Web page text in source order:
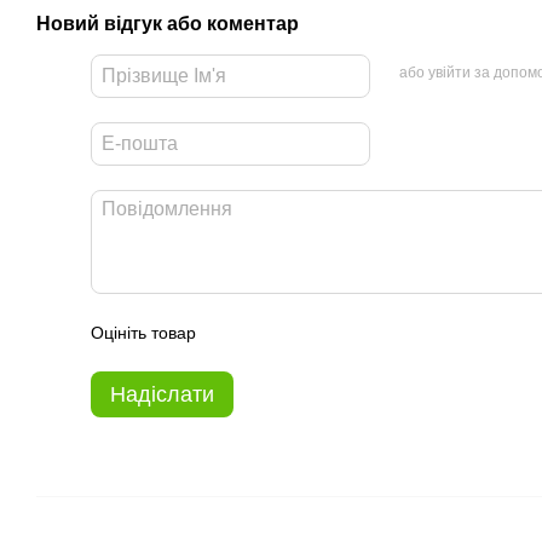
Новий відгук або коментар
або увійти за
Оцініть товар
Надіслати